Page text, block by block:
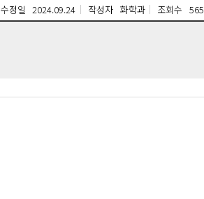
수정일 2024.09.24 작성자 화학과 조회수 565